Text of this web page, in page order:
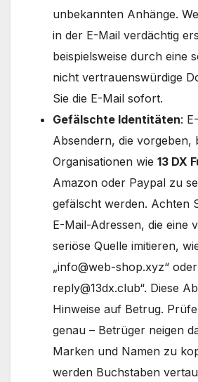
unbekannten Anhänge.
in der E-Mail verdächtig
beispielsweise durch eine
nicht vertrauenswürdige
Sie die E-Mail sofort.
Gefälschte Identitäten:
Absendern, die vorgeben,
Organisationen wie 13 DX
Amazon oder Paypal zu
gefälscht werden. Achten
E-Mail-Adressen, die eine
seriöse Quelle imitieren,
„info@web-shop.xyz“
reply@13dx.club“. Diese
Hinweise auf Betrug.
genau – Betrüger neigen
Marken und Namen zu
werden Buchstaben